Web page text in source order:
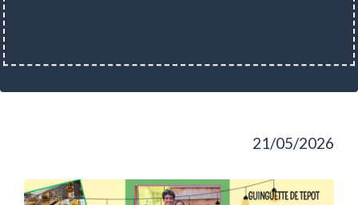
21/05/2026